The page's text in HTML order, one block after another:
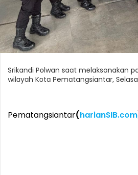
Srikandi Polwan saat melaksanakan
wilayah Kota Pematangsiantar,
Pematangsiantar(harianSIB.com